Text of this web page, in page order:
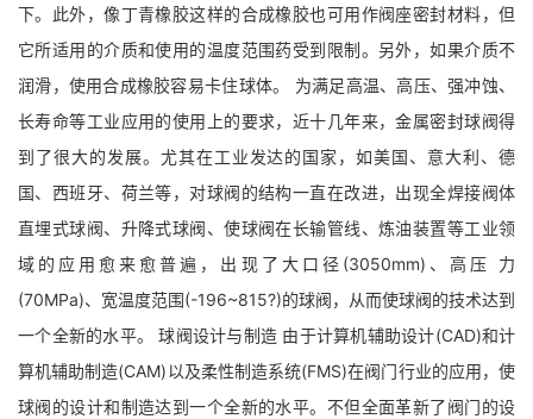
下。此外，像丁青橡胶这样的合成橡胶也可用作阀座密封材料，但
它所适用的介质和使用的温度范围药受到限制。另外，如果介质不
润滑，使用合成橡胶容易卡住球体。 为满足高温、高压、强冲蚀、
长寿命等工业应用的使用上的要求，近十几年来，金属密封球阀得
到了很大的发展。尤其在工业发达的国家，如美国、意大利、德
国、西班牙、荷兰等，对球阀的结构一直在改进，出现全焊接阀体
直埋式球阀、升降式球阀、使球阀在长输管线、炼油装置等工业领
域的应用愈来愈普遍，出现了大口径(3050mm)、高压 力
(70MPa)、宽温度范围(-196~815?)的球阀，从而使球阀的技术达到
一个全新的水平。 球阀设计与制造 由于计算机辅助设计(CAD)和计
算机辅助制造(CAM)以及柔性制造系统(FMS)在阀门行业的应用，使
球阀的设计和制造达到一个全新的水平。不但全面革新了阀门的设